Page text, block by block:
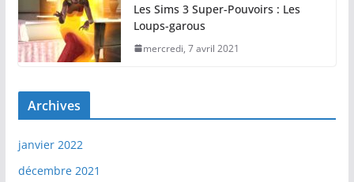
Les Sims 3 Super-Pouvoirs : Les
Loups-garous
mercredi, 7 avril 2021
Archives
janvier 2022
décembre 2021